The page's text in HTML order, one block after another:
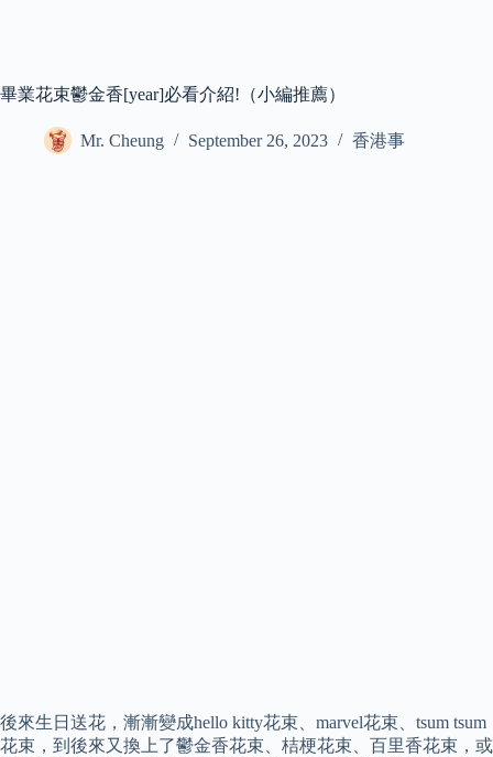
畢業花束鬱金香[year]必看介紹!（小編推薦）
Mr. Cheung September 26, 2023 香港事
後來生日送花，漸漸變成hello kitty花束、marvel花束、tsum tsum
花束，到後來又換上了鬱金香花束、桔梗花束、百里香花束，或